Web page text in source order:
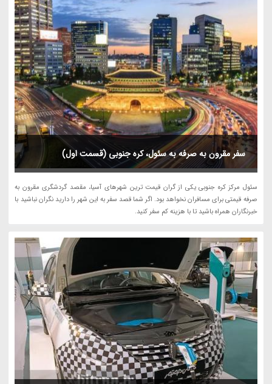
سفر مقرون به صرفه به سئول، کره جنوبی (قسمت اول)
سئول مرکز کره جنوبی یکی از گران قیمت ترین شهرهای آسیا، مقصد گردشگری مقرون به
صرفه قیمتی برای مسافران نخواهد بود. اگر شما قصد سفر به این شهر را دارید نگران نباشید با
خبرنگاران همراه باشید تا با هزینه کم سفر کنید.